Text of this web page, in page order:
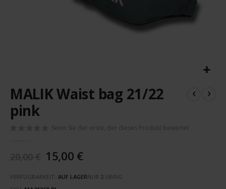
Anfang
der
Bildergalerie
springen
MALIK Waist bag 21/22
pink
Seien Sie der erste, der dieses Produkt bewertet
15,00 €
VERFÜGBARKEIT: AUF LAGERNUR 2 ÜBRIG